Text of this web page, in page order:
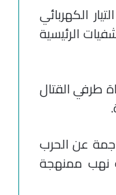
الكهربائي
الرئيسية
طرفي القتال
عن الحرب
نهب ممنهجة